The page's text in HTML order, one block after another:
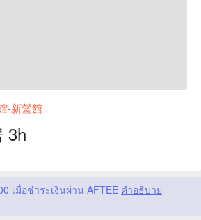
-新營館
3h
เมื่อชำระเงินผ่าน AFTEE คำอธิบาย